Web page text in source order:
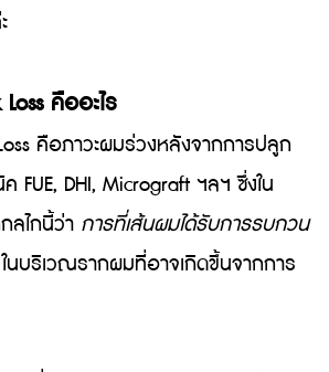
คืออะไร
คือภาวะผมร่วงหลังจากการปลูก
FUE, DHI, Micrograft ฯลฯ ซึ่งใน
ลไกนี้ว่า การที่เส้นผมได้รับการรบกวน
ในบริเวณรากผมที่อาจเกิดขึ้นจากการ